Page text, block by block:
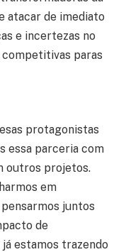
atacar de imediato
e incertezas no
paras
protagonistas
essa parceria com
outros projetos.
em
juntos
de
estamos trazendo